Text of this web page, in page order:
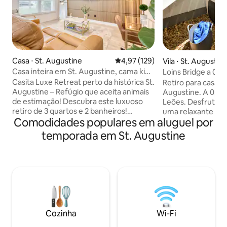
Casa ⋅ St. Augustine 4,97 de uma avaliação média de
4,97 (129)
Casa inteira em St. Augustine, cama king
size, animais de estimação permitidos
Casita Luxe Retreat perto da histórica St.
Augustine – Refúgio que aceita animais
de estimação! Descubra este luxuoso
retiro de 3 quartos e 2 banheiros!
Projetado com uma estética moderna
de luxo, apresenta painéis de madeira
personalizados, uma cozinha totalmente
para a família. Aceita animais de
estimação, com Wi-Fi, TVs inteligentes e
estacionamento incluído, esta casa
oferece conforto e estilo em um bairro
Vila ⋅ St.
Loins Bridge a 0,5
quartos,
privativa
Retiro para
Augustine. A 0,5
Leões. Desfrute
uma relaxante
nova banheira de
pessoas. Relaxe
um ambiente
escapada
de semana ou
Pedidos
disponíveis para
Comodidades populares em aluguel por
temporada em St. Augustine
Cozinha Wi-Fi